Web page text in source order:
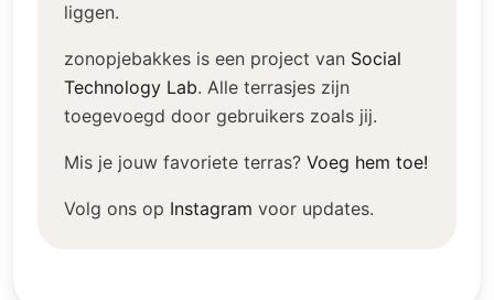
liggen.
zonopjebakkes is een project van Social
Technology Lab. Alle terrasjes zijn
toegevoegd door gebruikers zoals jij.
Mis je jouw favoriete terras? Voeg hem toe!
Volg ons op Instagram voor updates.